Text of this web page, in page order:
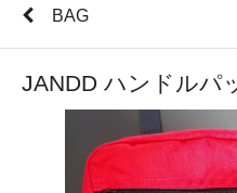
BAG
JANDD ハンドルパ